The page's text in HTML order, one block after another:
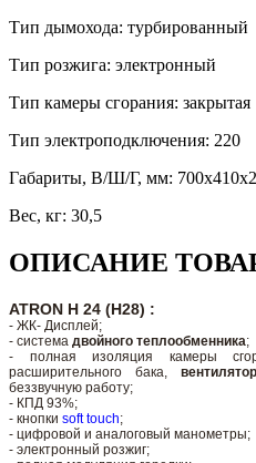
Тип дымохода: турбированный
Тип розжига: электронный
Тип камеры сгорания: закрытая
Тип электроподключения: 220
Габариты, В/Ш/Г, мм:
Вес, кг: 30,5
ОПИСАНИЕ
ATRON H 24 (H28) :
- ЖК- Дисплей;
- система двойного теплообменника;
- полная изоляция камеры
расширительного бака,
беззвучную работу;
- КПД 93%;
- кнопки soft touch;
- цифровой и аналоговый манометры;
- электронный розжиг;